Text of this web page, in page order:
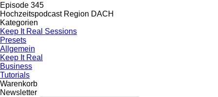
Episode 345
Hochzeitspodcast Region DACH
Kategorien
Keep It Real Sessions
Presets
Allgemein
Keep It Real
Business
Tutorials
Warenkorb
Newsletter